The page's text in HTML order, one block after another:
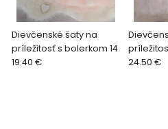
Dievčenské šaty na
príležitosť s bolerkom 14
19.40 €
24.50 €